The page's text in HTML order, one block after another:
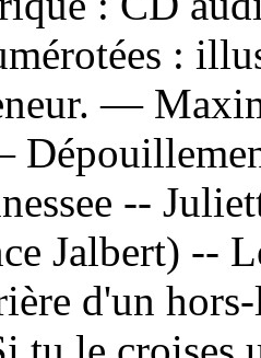
:
—
--
Jalbert) --
d'un